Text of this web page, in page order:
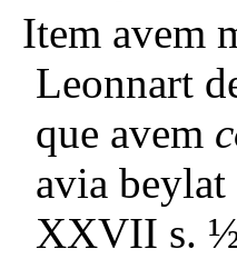
Item avem
Leonnart
que avem
avia beylat
XXVII s.